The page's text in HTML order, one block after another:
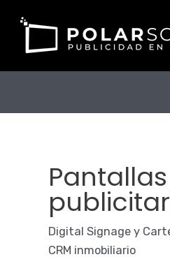
contenido
Pantallas
Digital Signage y
CRM inmobiliario